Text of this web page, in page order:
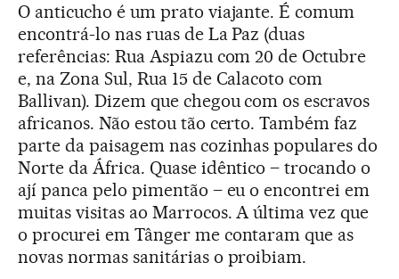
O anticucho é um prato viajante. É comum
encontrá-lo nas ruas de La Paz (duas
referências: Rua Aspiazu com 20 de Octubre
e, na Zona Sul, Rua 15 de Calacoto com
Ballivan). Dizem que chegou com os escravos
africanos. Não estou tão certo. Também faz
parte da paisagem nas cozinhas populares do
Norte da África. Quase idêntico – trocando o
ají panca pelo pimentão – eu o encontrei em
muitas visitas ao Marrocos. A última vez que
o procurei em Tânger me contaram que as
novas normas sanitárias o proibiam.